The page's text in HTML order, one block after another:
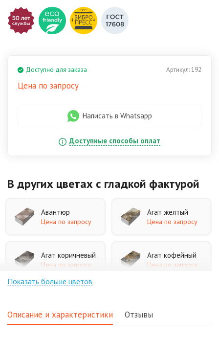
Артикул:192
Доступно для заказа
Цена по запросу
Написать в Whatsapp
Доступные способы оплат
В других цветах с гладкой фактурой
Авантюр
Цена по запросу
Агат желтый
Цена по запросу
Агат коричневый
Цена по запросу
Агат кофейный
Цена по запросу
Показать больше цветов
Описание и характеристики Отзывы